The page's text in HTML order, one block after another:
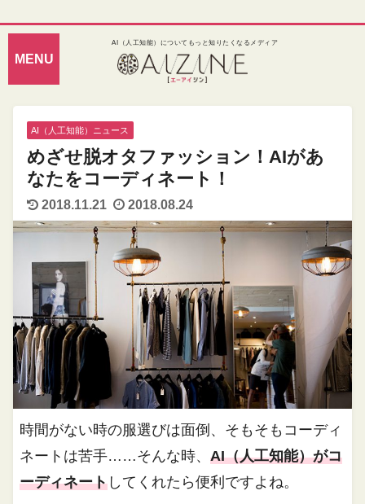
AI（人工知能）についてもっと知りたくなるメディア
AI（人工知能）ニュース
めざせ脱オタファッション！AIがあ
なたをコーディネート！
2018.11.21 2018.08.24
時間がない時の服選びは面倒、そもそもコーディ
ネートは苦手……そんな時、AI（人工知能）がコ
ーディネート してくれたら便利ですよね。